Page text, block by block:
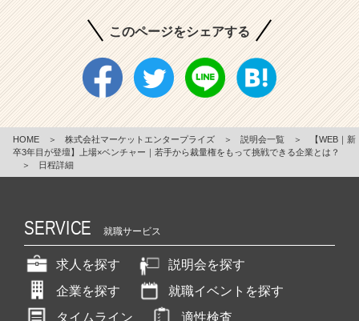
このページをシェアする
HOME ＞ 株式会社マーケットエンタープライズ ＞ 説明会一覧 ＞
【WEB｜新
卒3年目が登壇】上場×ベンチャー｜若手から裁量権をもって挑戦できる企業とは？
＞
日程詳細
SERVICE 就職サービス
求人を探す
説明会を探す
企業を探す
就職イベントを探す
タイムライン
適性検査